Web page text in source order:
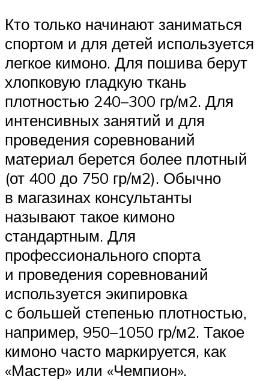
Кто только начинают заниматься
спортом и для детей используется
легкое кимоно. Для пошива берут
хлопковую гладкую ткань
плотностью 240–300 гр/м2. Для
интенсивных занятий и для
проведения соревнований
материал берется более плотный
(от 400 до 750 гр/м2). Обычно
в магазинах консультанты
называют такое кимоно
стандартным. Для
профессионального спорта
и проведения соревнований
используется экипировка
с большей степенью плотностью,
например, 950–1050 гр/м2. Такое
кимоно часто маркируется, как
«Мастер» или «Чемпион».